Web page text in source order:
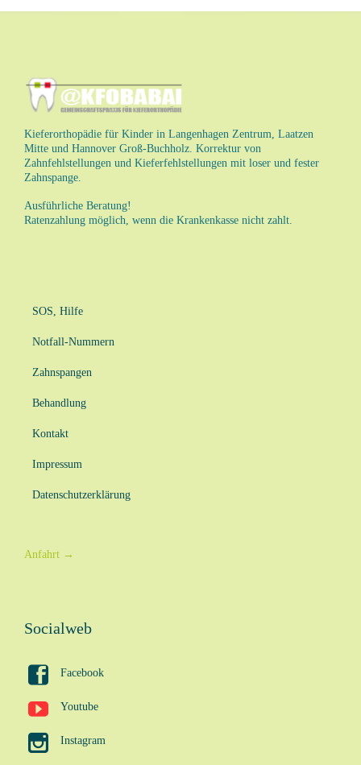
Kieferorthopädie für Kinder in Langenhagen Zentrum, Laatzen
Mitte und Hannover Groß-Buchholz. Korrektur von
Zahnfehlstellungen und Kieferfehlstellungen mit loser und fester
Zahnspange.
Ausführliche Beratung!
Ratenzahlung möglich, wenn die Krankenkasse nicht zahlt.
SOS, Hilfe
Notfall-Nummern
Zahnspangen
Behandlung
Kontakt
Impressum
Datenschutzerklärung
Anfahrt →
Socialweb
 Facebook
 Youtube
 Instagram